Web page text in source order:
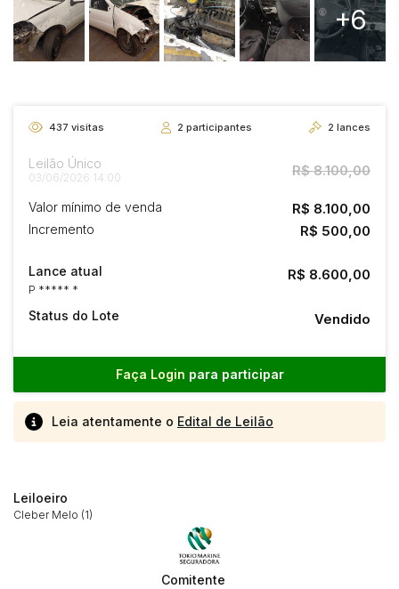
+6
437 visitas 2 participantes 2 lances
Leilão Único
03/06/2026 14:00 R$ 8.100,00
Valor mínimo de venda R$ 8.100,00
Incremento R$ 500,00
Lance atual
P ***** *
R$ 8.600,00
Status do Lote Vendido
Faça Login para participar
Leia atentamente o Edital de Leilão
Leiloeiro
Cleber Melo (1)
Comitente